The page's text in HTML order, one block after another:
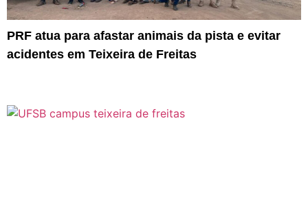
PRF atua para afastar animais da pista e evitar
acidentes em Teixeira de Freitas